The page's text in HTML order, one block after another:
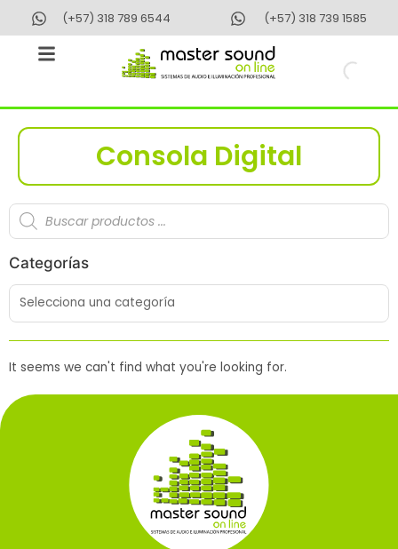
contenido
(+57) 318 789 6544 (+57) 318 739 1585
Consola Digital
Búsqueda
de
productos
Categorías
It seems we can't find what you're looking for.